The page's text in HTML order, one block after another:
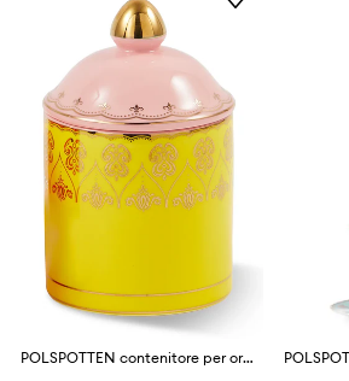
POLSPOTTEN contenitore per organizzare in porcellana smaltata 9 x 14 cm